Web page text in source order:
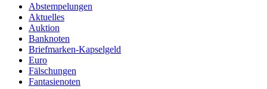
Abstempelungen
Aktuelles
Auktion
Banknoten
Briefmarken-Kapselgeld
Euro
Fälschungen
Fantasienoten